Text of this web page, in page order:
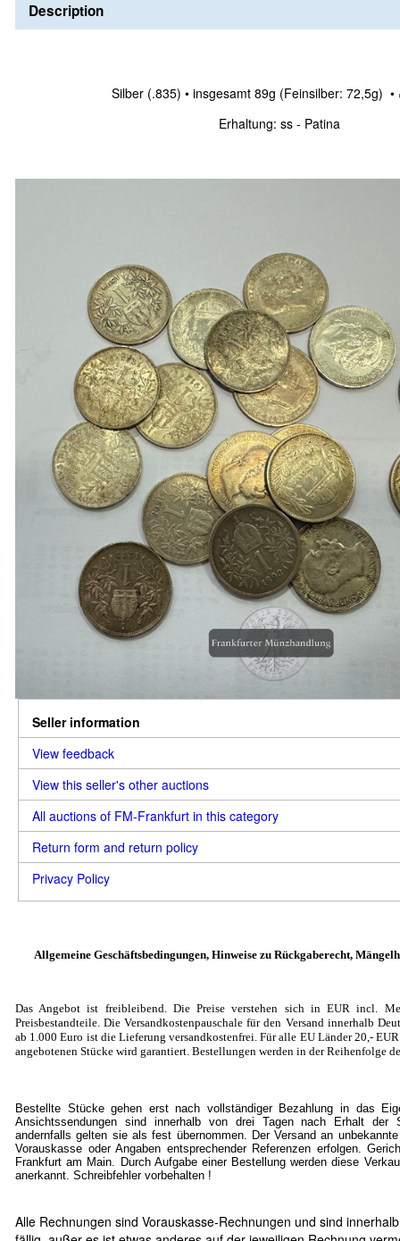
Description
Silber (.835) • insgesamt 89g (Feinsilber: 72,5g) •
Erhaltung: ss - Patina
Seller information
View feedback
View this seller's other auctions
All auctions of FM-Frankfurt in this category
Return form and return policy
Privacy Policy
Allgemeine Geschäftsbedingungen, Hinweise zu Rückgaberecht,
Das Angebot ist freibleibend. Die Preise verstehen sich in EUR incl.
Preisbestandteile. Die Versandkostenpauschale für den Versand innerhalb
ab 1.000 Euro ist die Lieferung versandkostenfrei. Für alle EU Länder 20,-
angebotenen Stücke wird garantiert. Bestellungen werden in der Reihenfolge
Bestellte Stücke gehen erst nach vollständiger Bezahlung in das
Ansichtssendungen sind innerhalb von drei Tagen nach Erhalt der
andernfalls gelten sie als fest übernommen. Der Versand an
Vorauskasse oder Angaben entsprechender Referenzen erfolgen.
Frankfurt am Main. Durch Aufgabe einer Bestellung werden diese
anerkannt. Schreibfehler vorbehalten !
Alle Rechnungen sind Vorauskasse-Rechnungen und sind